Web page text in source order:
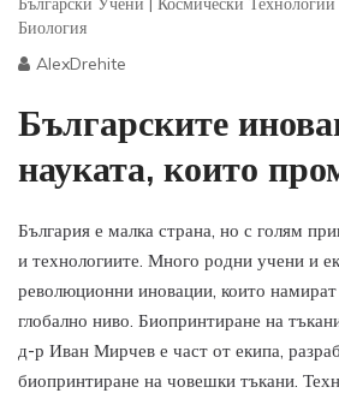
Биология
AlexDrehite
Българските
науката, които
България е малка страна, но с голям
и технологиите. Много родни учени и
революционни иновации, които
глобално ниво. Биопринтиране на
д-р Иван Мирчев е част от екипа,
биопринтиране на човешки тъкани.